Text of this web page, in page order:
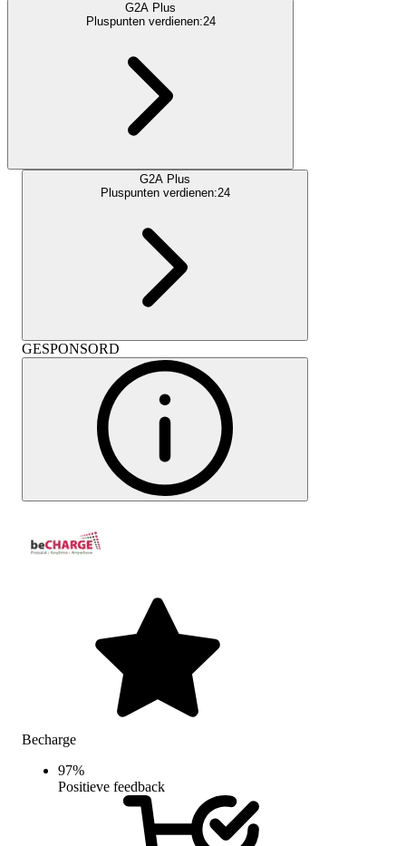
G2A Plus
Pluspunten verdienen:24
G2A Plus
Pluspunten verdienen:24
GESPONSORD
Becharge
97%
Positieve feedback